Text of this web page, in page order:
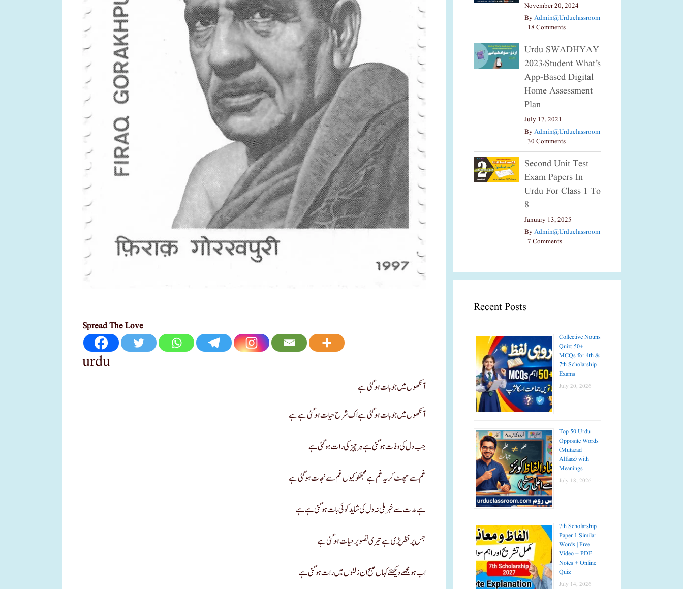
Spread The Love
urdu
آنکھوں میں جو بات ہو گئی ہے
آنکھوں میں جو بات ہو گئی ہے اک شرح حیات ہو گئی ہے ہے
جب دل کی وفات ہوگئی ہے ہر چیز کی رات ہو گئی ہے
غم سے چھٹ کر یہ غم ہے مجھکو کیوں غم سے نجات ہو گئی ہے
ہے مدت سے خبر ملی نہ دل کی شاید کوئی بات ہو گئی ہے ہے
جس پر نظر پڑی ہےتیری تصویر حیات ہو گئی ہے
اب ہو مجھے دیکھئے کہاں صبح ان زلفوں میں رات ہو گئی ہے
November 20, 2024
ByAdmin@urduclassroom
| 18 Comments
Urdu SWADHYAY
2023،Student What’s
App-Based Digital
Home Assessment
Plan
July 17, 2021
ByAdmin@urduclassroom
| 30 Comments
Second Unit Test
Exam Papers In
Urdu For Class 1 To
8
January 13, 2025
ByAdmin@urduclassroom
| 7 Comments
Recent Posts
Collective Nouns
Quiz: 50+
MCQs for 4th &
7th Scholarship
Exams
July 20, 2026
Top 50 Urdu
Opposite Words
(Mutazad
Alfaaz) with
Meanings
July 18, 2026
7th Scholarship
Paper 1 Similar
Words | Free
Video + PDF
Notes + Online
Quiz
July 14, 2026